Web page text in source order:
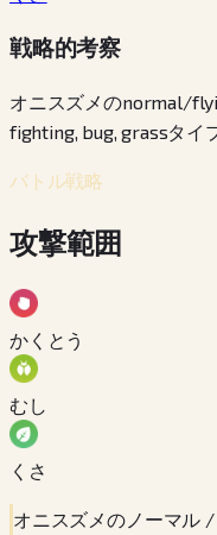
戦略的考察
オニスズメのnormal/
fighting, bug, grassタイ
バトル戦略
攻撃範囲
かくとう
むし
くさ
オニスズメのノーマル